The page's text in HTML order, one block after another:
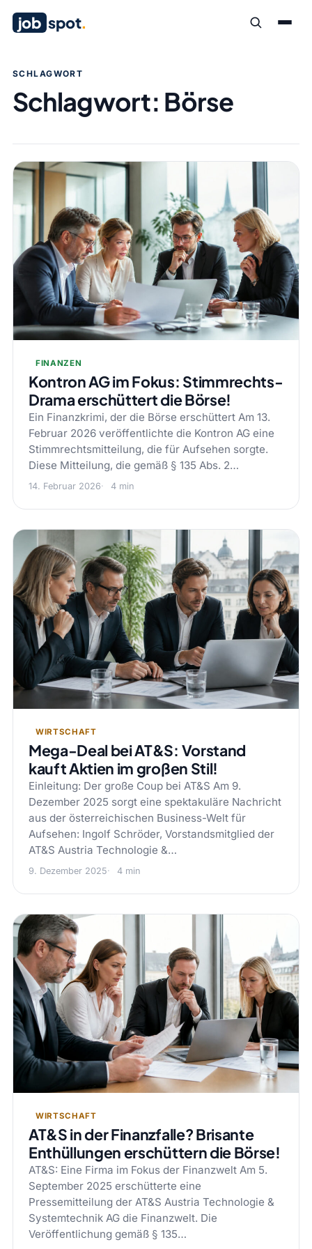
job spot.
SCHLAGWORT
Schlagwort: Börse
FINANZEN
Kontron AG im Fokus: Stimmrechts-
Drama erschüttert die Börse!
Ein Finanzkrimi, der die Börse erschüttert Am 13.
Februar 2026 veröffentlichte die Kontron AG eine
Stimmrechtsmitteilung, die für Aufsehen sorgte.
Diese Mitteilung, die gemäß § 135 Abs. 2…
14. Februar 2026 4 min
WIRTSCHAFT
Mega-Deal bei AT&S: Vorstand
kauft Aktien im großen Stil!
Einleitung: Der große Coup bei AT&S Am 9.
Dezember 2025 sorgt eine spektakuläre Nachricht
aus der österreichischen Business-Welt für
Aufsehen: Ingolf Schröder, Vorstandsmitglied der
AT&S Austria Technologie &…
9. Dezember 2025 4 min
WIRTSCHAFT
AT&S in der Finanzfalle? Brisante
Enthüllungen erschüttern die Börse!
AT&S: Eine Firma im Fokus der Finanzwelt Am 5.
September 2025 erschütterte eine
Pressemitteilung der AT&S Austria Technologie &
Systemtechnik AG die Finanzwelt. Die
Veröffentlichung gemäß § 135…